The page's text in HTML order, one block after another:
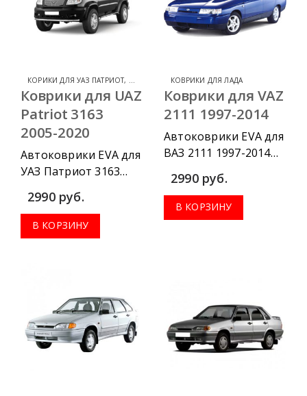
КОРИКИ ДЛЯ УАЗ ПАТРИОТ, КОВРИКИ ДЛЯ УАЗ
Коврики для UAZ
Patriot 3163
2005-2020
Автоковрики EVA для
УАЗ Патриот 3163
приобрести в
комплектации:
водительский
2990 руб.
В КОРЗИНУ
КОВРИКИ ДЛЯ ЛАДА
Коврики для VAZ
2111 1997-2014
Автоковрики EVA для
ВАЗ 2111 1997-2014
комплектации:
водительский
коврик, комплект
2990 руб.
В КОРЗИНУ